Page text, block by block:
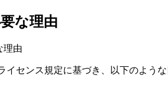
な理由
イセンス規定に基づき、以下のよう